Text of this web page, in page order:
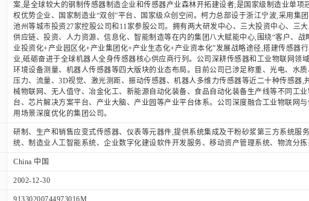
案,是全球较大的钢制传感器制造企业和传感器产业森林开拓建设者;是国家级制造业单
权优势企业、国家制造业“双创”平台、国家级众创空间。柯力总部设于浙江宁波,采用集
池州等城市投资27家控股公司和11家参股公司。拥有两大研发中心、三大投资中心、三
供应链、投资、人力资源、信息化、智能制造等在内的集团八大赋能中心,围绕“客户、
业投资化+产业园区化+产业集团化+产业生态化+产业资本化”发展战略途径,搭建传感器
业,砥砺奋进于全球机器人全身传感器核心供应商行列。公司深耕传感器和工业物联网领
环境设备测量、机器人传感器等四大版块的业态布局。目前公司已涉足称重、光电、水
压力、流量、3D视觉、激光测距、振动传感器、机器人多维力传感器等近二十种传感器
械物联网、无人值守、冶金化工、新能源自动化装备、食品自动化装备生产线等不同工
台、芯片解决方案平台、产业大脑、产业园等产业平台体系。公司深度融合工业物联网
用场景深度优化的集团公司。
研制、生产和销售应变式传感器、仪表等元器件,提供系统集成及干粉砂浆第三方系统服
统、制造业人工智能系统、企业数字化建设软件开发服务、移动资产管理系统、物流分
China 中国
2002-12-30
91330200744973016M